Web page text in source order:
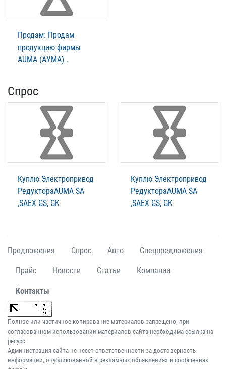
Продам: Продам
продукцию фирмы
AUMA (АУМА) .
Спрос
Куплю Электропривод
РедуктораAUMA SA
,SAEX GS, GK
Куплю Электропривод
РедуктораAUMA SA
,SAEX GS, GK
Предложения Спрос Авто Спецпредложения
Прайс Новости Статьи Компании
Контакты
Полное или частичное копирование материалов запрещено, при
согласованном использовании материалов сайта необходима ссылка на
ресурс.
Администрация сайта не несет ответственности за достоверность
информации, опубликованной в рекламных объявлениях и сообщениях